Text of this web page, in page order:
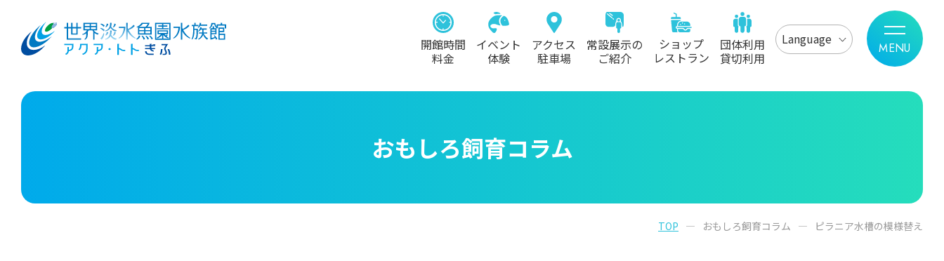
開館時間
料金
イベント
体験
アクセス
駐車場
常設展示の
ご紹介
ショップ
レストラン
団体利用
貸切利用
Language
おもしろ飼育コラム
TOP おもしろ飼育コラム ピラニア水槽の模様替え